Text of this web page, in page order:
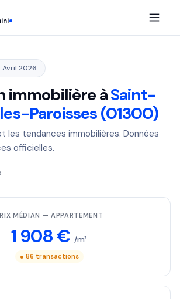
2026
immobilière àSaint-
Paroisses (01300)
les tendances immobilières. Données
officielles.
MÉDIAN — APPARTEMENT
1 908 € /m²
● 86 transactions